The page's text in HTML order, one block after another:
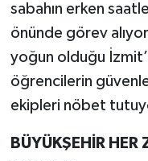
sabahın erken
önünde görev
yoğun olduğu
öğrencilerin
ekipleri nöbet
BÜYÜKŞEHİR